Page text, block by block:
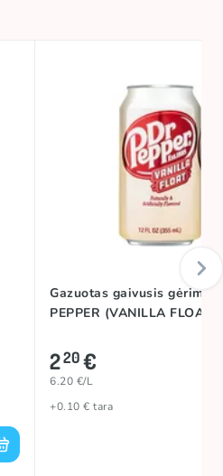
Gazuotas gaivusis gėrimas
PEPPER (VANILLA
220€
6.20 €/L
+0.10 € tara